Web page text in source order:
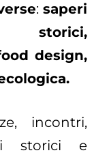
:saperi
storici,
design,
incontri,
storici e